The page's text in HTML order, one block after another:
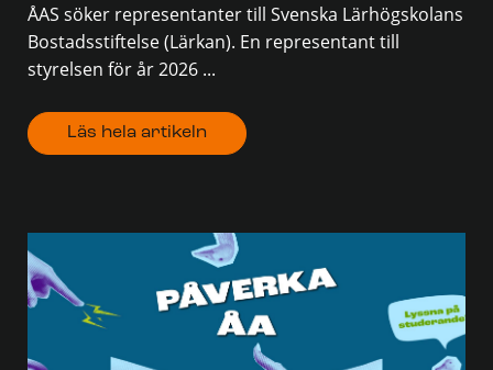
ÅAS söker representanter till Svenska Lärhögskolans
Bostadsstiftelse (Lärkan). En representant till
styrelsen för år 2026 ...
Läs hela artikeln